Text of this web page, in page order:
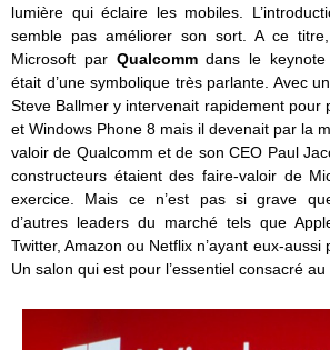
lumière qui éclaire les mobiles.
semble pas améliorer son sort. A ce
Microsoft par Qualcommdans le keynote
était d’une symbolique très parlante. Avec
Steve Ballmer y intervenait rapidement pour
et Windows Phone 8 mais il devenait par la
valoir de Qualcomm et de son CEO Paul
constructeurs étaient des faire-valoir de
exercice. Mais ce n’est pas si grave
d’autres leaders du marché tels que
Twitter, Amazon ou Netflix n’ayant eux-aussi
Un salon qui est pour l’essentiel consacré